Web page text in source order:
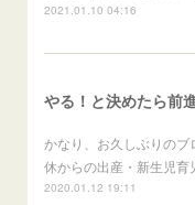
2021.01.10 04:16
やる！と決めたら前
かなり、お久しぶりの
休からの出産・新生児育
2020.01.12 19:11